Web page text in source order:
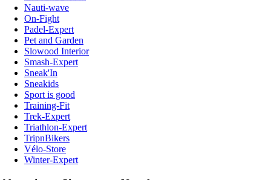
Nauti-wave
On-Fight
Padel-Expert
Pet and Garden
Slowood Interior
Smash-Expert
Sneak'In
Sneakids
Sport is good
Training-Fit
Trek-Expert
Triathlon-Expert
TripnBikers
Vélo-Store
Winter-Expert